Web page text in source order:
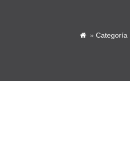
 » Categoría